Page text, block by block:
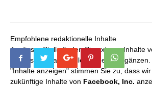
Empfohlene redaktionelle Inhalte
An dieser Stelle finden Sie externe Inhalte
die unser redaktionelles Angebot
"Inhalte anzeigen" stimmen Sie zu, dass
zukünftige Inhalte von Facebook, Inc.